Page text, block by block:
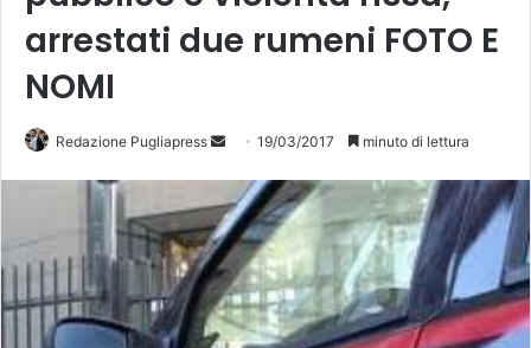
arrestati due rumeni FOTO E
NOMI
Redazione Pugliapress
v
i
a
u
n
'
19/03/2017 minuto di lettura